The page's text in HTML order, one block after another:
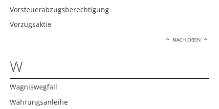
Vorsteuerabzugsberechtigung
Vorzugsaktie
NACH OBEN
W
Wagniswegfall
Währungsanleihe